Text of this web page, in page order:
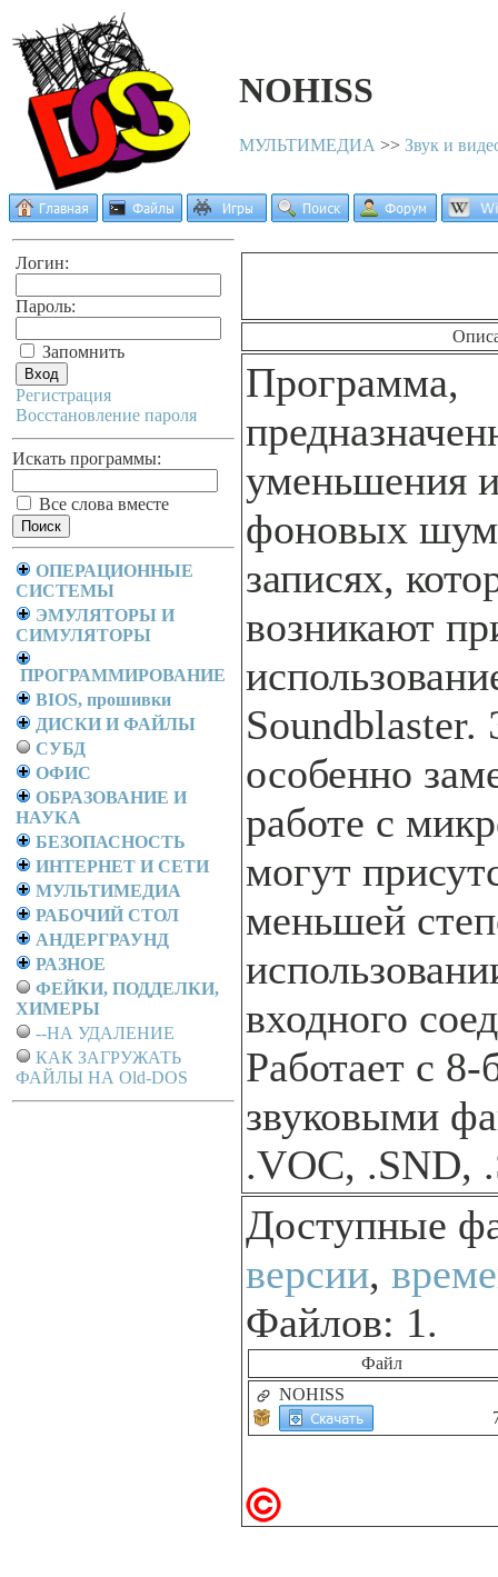
NOHISS
МУЛЬТИМЕДИА >> Звук и
Логин:
Пароль:
Запомнить
Регистрация
Восстановление пароля
Искать программы:
Все слова вместе
ОПЕРАЦИОННЫЕ
СИСТЕМЫ
ЭМУЛЯТОРЫ И
СИМУЛЯТОРЫ
ПРОГРАММИРОВАНИЕ
BIOS, прошивки
ДИСКИ И ФАЙЛЫ
СУБД
ОФИС
ОБРАЗОВАНИЕ И
НАУКА
БЕЗОПАСНОСТЬ
ИНТЕРНЕТ И СЕТИ
МУЛЬТИМЕДИА
РАБОЧИЙ СТОЛ
АНДЕРГРАУНД
РАЗНОЕ
ФЕЙКИ, ПОДДЕЛКИ,
ХИМЕРЫ
--НА УДАЛЕНИЕ
КАК ЗАГРУЖАТЬ
ФАЙЛЫ НА Old-DOS
Программа,
уменьшения
фоновых
записях,
возникают
особенно
работе с
могут
меньшей
входного
Работает с
звуковыми
.VOC, .SND,
Доступные
версии,
Файлов: 1.
Файл
NOHISS